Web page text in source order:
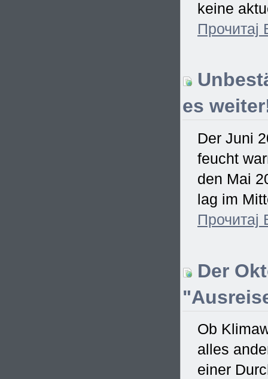
keine
es
Der Juni
feucht
den Mai
lag im
Der
Ob
alles
einer